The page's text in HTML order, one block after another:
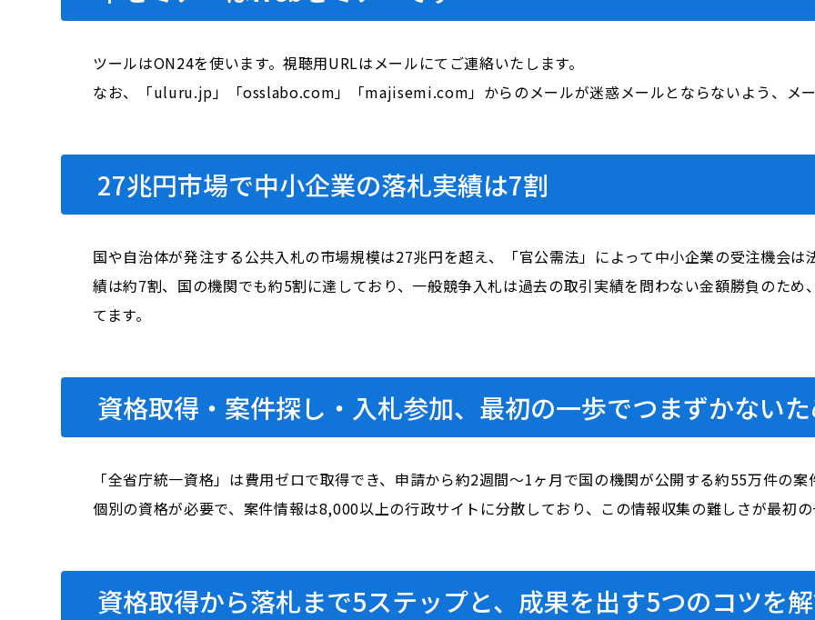
ツールはON24を使います。視聴用URLはメールにてご連絡いたします。
なお、「uluru.jp」「osslabo.com」「majisemi.com」からのメールが迷惑メールとならないよう、メ
27兆円市場で中小企業の落札実績は7割
国や自治体が発注する公共入札の市場規模は27兆円を超え、「官公需法」によって中小企業の受注機会
績は約7割、国の機関でも約5割に達しており、一般競争入札は過去の取引実績を問わない金額勝負のた
てます。
資格取得・案件探し・入札参加、最初の一歩でつまずかない
「全省庁統一資格」は費用ゼロで取得でき、申請から約2週間〜1ヶ月で国の機関が公開する約55万件の
個別の資格が必要で、案件情報は8,000以上の行政サイトに分散しており、この情報収集の難しさが最初
資格取得から落札まで5ステップと、成果を出す5つのコツを